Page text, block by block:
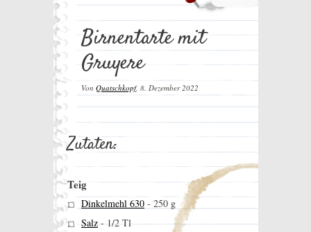
Birnentarte mit
Gruyere
Von Quatschkopf, 8. Dezember 2022
Zutaten:
Teig
Dinkelmehl 630- 250 g
Salz-1/2 Tl